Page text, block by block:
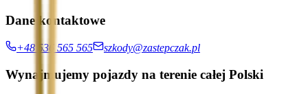
Dane kontaktowe
+48 536 565 565 szkody@zastepczak.pl
Wynajmujemy pojazdy na terenie całej Polski